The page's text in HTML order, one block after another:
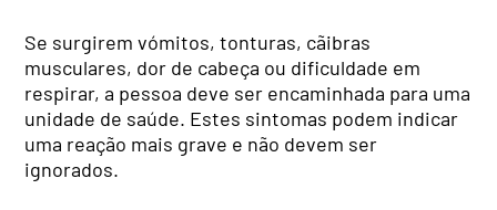
Se surgirem vómitos, tonturas, cãibras
musculares, dor de cabeça ou dificuldade em
respirar, a pessoa deve ser encaminhada para uma
unidade de saúde. Estes sintomas podem indicar
uma reação mais grave e não devem ser
ignorados.